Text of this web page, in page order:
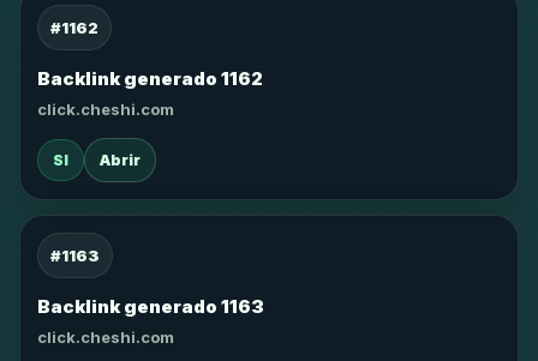
#1162
Backlink generado 1162
click.cheshi.com
SI Abrir
#1163
Backlink generado 1163
click.cheshi.com